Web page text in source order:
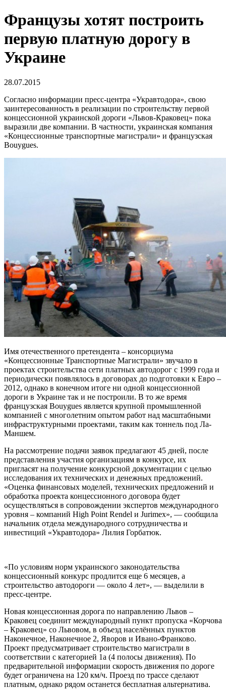
Французы хотят построить
первую платную дорогу в
Украине
28.07.2015
Согласно информации пресс-центра «Укравтодора», свою
заинтересованность в реализации по строительству первой
концессионной украинской дороги «Львов-Краковец» пока
выразили две компании. В частности, украинская компания
«Концессионные транспортные магистрали» и французская
Bouygues.
Имя отечественного претендента – консорциума
«Концессионные Транспортные Магистрали» звучало в
проектах строительства сети платных автодорог с 1999 года и
периодически появлялось в договорах до подготовки к Евро –
2012, однако в конечном итоге ни одной концессионной
дороги в Украине так и не построили. В то же время
французская Bouygues является крупной промышленной
компанией с многолетним опытом работ над масштабными
инфраструктурными проектами, таким как тоннель под Ла-
Маншем.
На рассмотрение подачи заявок предлагают 45 дней, после
представления участия организациям в конкурсе, их
пригласят на получение конкурсной документации с целью
исследования их технических и денежных предложений.
«Оценка финансовых моделей, технических предложений и
обработка проекта концессионного договора будет
осуществляться в сопровождении экспертов международного
уровня – компаний High Point Rendel и Jurimex», — сообщила
начальник отдела международного сотрудничества и
инвестиций «Укравтодора» Лилия Горбатюк.
«По условиям норм украинского законодательства
концессионный конкурс продлится еще 6 месяцев, а
строительство автодороги — около 4 лет», — выделили в
пресс-центре.
Новая концессионная дорога по направлению Львов –
Краковец соединит международный пункт пропуска «Корчова
– Краковец» со Львовом, в объезд населённых пунктов
Наконечное, Наконечное 2, Яворов и Ивано-Франково.
Проект предусматривает строительство магистрали в
соответствии с категорией 1а (4 полосы движения). По
предварительной информации скорость движения по дороге
будет ограничена на 120 км/ч. Проезд по трассе сделают
платным, однако рядом останется бесплатная альтернатива.